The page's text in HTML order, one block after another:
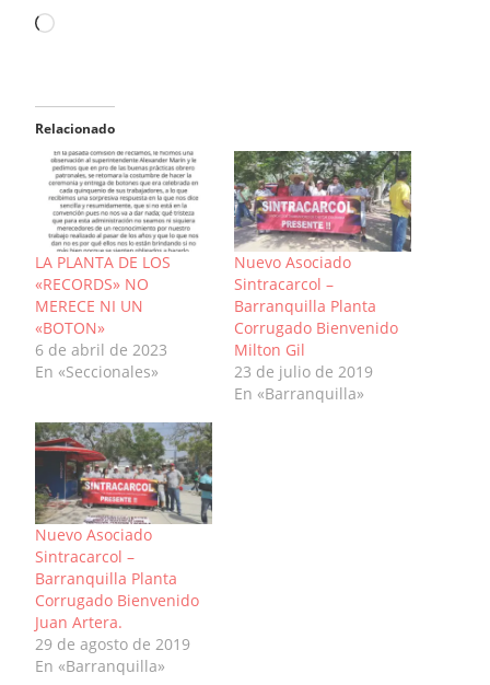
Cargando...
Relacionado
LA PLANTA DE LOS
«RECORDS» NO
MERECE NI UN
«BOTON»
6 de abril de 2023
En «Seccionales»
Nuevo Asociado
Sintracarcol –
Barranquilla Planta
Corrugado Bienvenido
Milton Gil
23 de julio de 2019
En «Barranquilla»
Nuevo Asociado
Sintracarcol –
Barranquilla Planta
Corrugado Bienvenido
Juan Artera.
29 de agosto de 2019
En «Barranquilla»